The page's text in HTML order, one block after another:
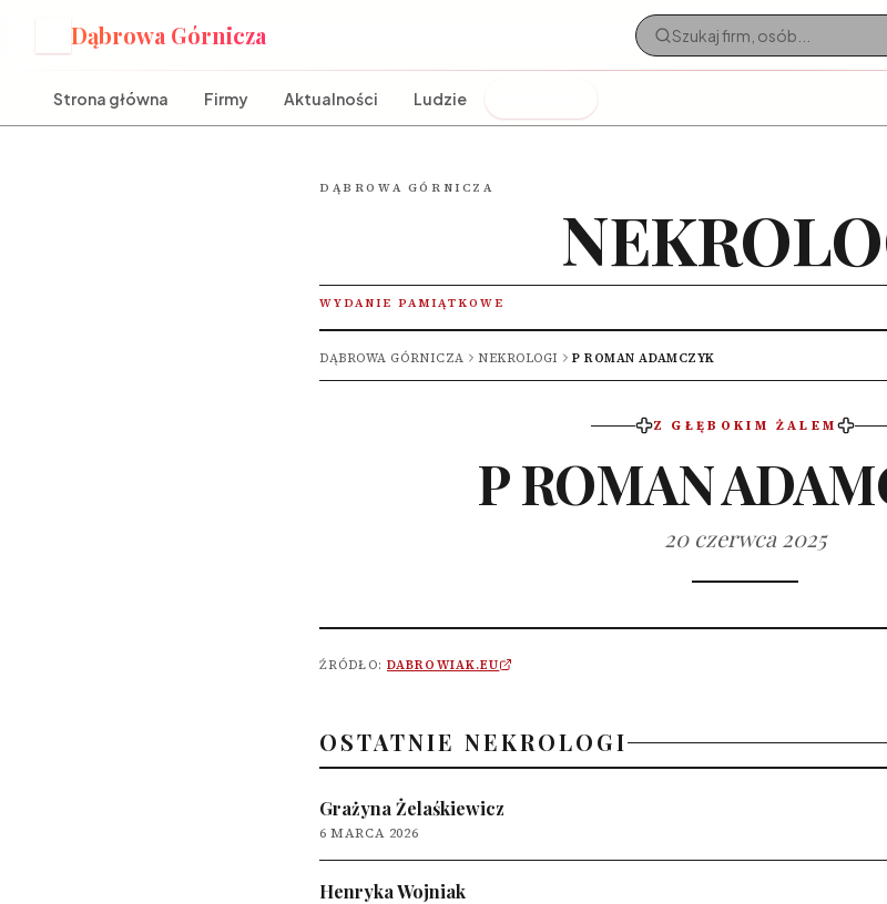
Dąbrowa Górnicza
Strona główna Firmy Aktualności Ludzie
DĄBROWA GÓRNICZA
WYDANIE PAMIĄTKOWE
DĄBROWA GÓRNICZA NEKROLOGI P ROMAN ADAMCZYK
Z GŁĘBOKIM ŻALEM
P ROMAN
20 czerwca 2025
ŹRÓDŁO: DABROWIAK.EU
OSTATNIE NEKROLOGI
Grażyna Żelaśkiewicz
6 MARCA 2026
Henryka Wojniak